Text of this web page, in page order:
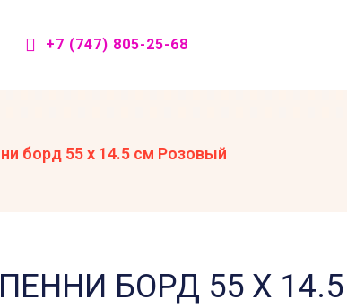
+7 (747) 805-25-68
борд 55 х 14.5 см Розовый
ПЕННИ БОРД 55 Х